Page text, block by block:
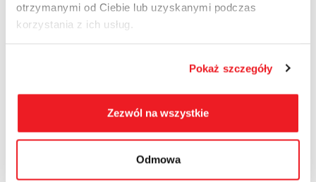
otrzymanymi od Ciebie lub uzyskanymi podczas
korzystania z ich usług.
Pokaż szczegóły
Zezwól na wszystkie
Odmowa
Nowe paliwo DIESEL ZERO –
Słowiańska 7
Z radością informujemy o wprowadzeniu nowego paliwa –
Diesel B ZERO, dostępnego wyłącznie na naszej stacji w